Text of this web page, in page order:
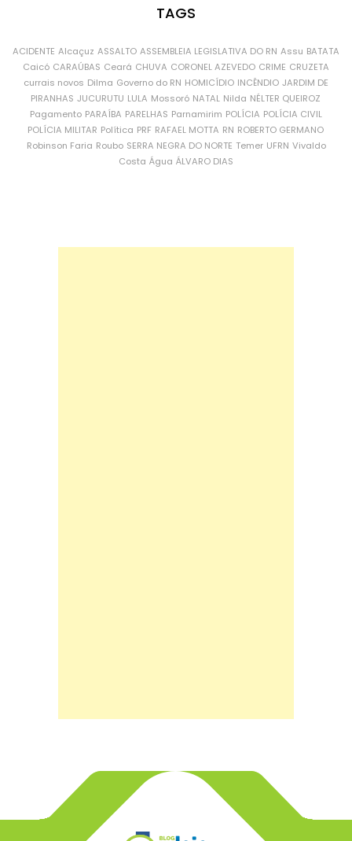
TAGS
ACIDENTE Alcaçuz ASSALTO ASSEMBLEIA LEGISLATIVA DO RN Assu BATATA
Caicó CARAÚBAS Ceará CHUVA CORONEL AZEVEDO CRIME CRUZETA
currais novos Dilma Governo do RN HOMICÍDIO INCÊNDIO JARDIM DE
PIRANHAS JUCURUTU LULA Mossoró NATAL Nilda NÉLTER QUEIROZ
Pagamento PARAÍBA PARELHAS Parnamirim POLÍCIA POLÍCIA CIVIL
POLÍCIA MILITAR Política PRF RAFAEL MOTTA RN ROBERTO GERMANO
Robinson Faria Roubo SERRA NEGRA DO NORTE Temer UFRN Vivaldo
Costa Água ÁLVARO DIAS